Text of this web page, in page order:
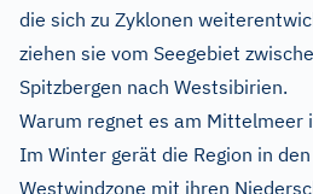
die sich zu Zyklonen
ziehen sie vom Seegebiet
Spitzbergen nach Westsibirien.
Warum regnet es am Mittelmeer
Im Winter gerät die Region in
Westwindzone mit ihren